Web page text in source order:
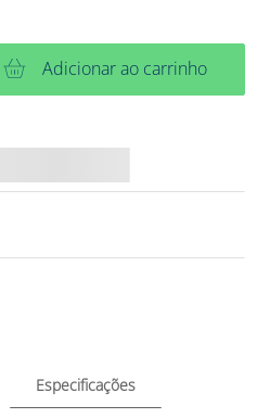
Adicionar ao carrinho
Especificações